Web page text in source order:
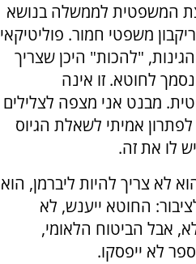
המשפטית לממשלה בנושא
משפטי חמור. פוליטיקאי
"להכות" היכן שצריך
לחוטא. זו אינה
מבנט אני מצפה לצלילים
אמיתי לשאלת הגיוס
לו את זה.
לא צריך להיות ליברמן, הוא
החוטא ייענש, לא
אבל הביטוח הלאומי,
לא ייפסקו.